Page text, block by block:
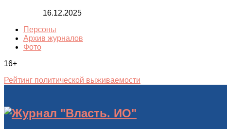
16.12.2025
Персоны
Архив журналов
Фото
16+
Рейтинг политической выживаемости